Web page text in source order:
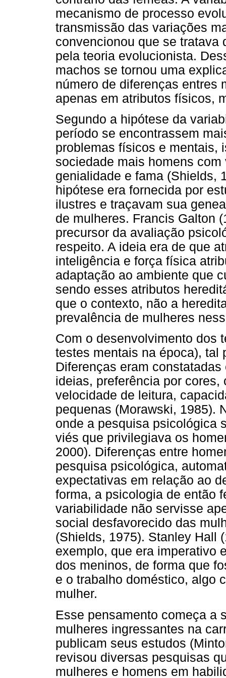
mecanismo de processo
transmissão das variações
convencionou que se tratava
pela teoria evolucionista.
machos se tornou uma
número de diferenças entres
apenas em atributos físicos,
Segundo a hipótese da
período se encontrassem
problemas físicos e mentais,
sociedade mais homens
genialidade e fama (Shields,
hipótese era fornecida por
ilustres e traçavam sua
de mulheres. Francis Galton
precursor da avaliação
respeito. A ideia era de que
inteligência e força física
adaptação ao ambiente que
sendo esses atributos
que o contexto, não a
prevalência de mulheres
Com o desenvolvimento dos
testes mentais na época), tal
Diferenças eram
ideias, preferência por
velocidade de leitura,
pequenas (Morawski, 1985).
onde a pesquisa psicológica
viés que privilegiava os
2000). Diferenças entre
pesquisa psicológica,
expectativas em relação ao
forma, a psicologia de então
variabilidade não servisse
social desfavorecido das
(Shields, 1975). Stanley Hall
exemplo, que era imperativo
dos meninos, de forma que
e o trabalho doméstico, algo
mulher.
Esse pensamento começa a
mulheres ingressantes na
publicam seus estudos
revisou diversas pesquisas
mulheres e homens em